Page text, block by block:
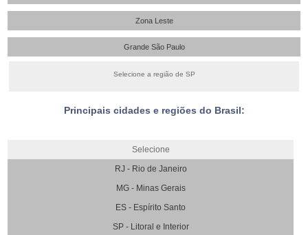
Zona Leste
Grande São Paulo
Selecione a região de SP
Principais cidades e regiões do Brasil:
Selecione
RJ - Rio de Janeiro
MG - Minas Gerais
ES - Espírito Santo
SP - Litoral e Interior